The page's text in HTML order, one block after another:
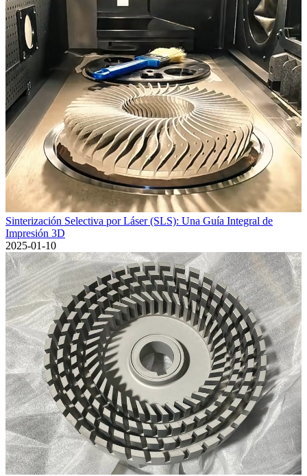
Sinterización Selectiva por Láser (SLS): Una Guía Integral de
Impresión 3D
2025-01-10